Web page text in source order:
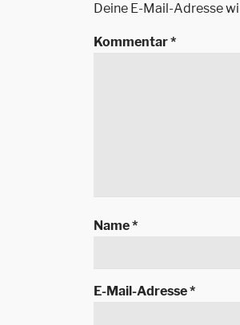
Deine E-Mail-Adresse
Kommentar*
Name*
E-Mail-Adresse*